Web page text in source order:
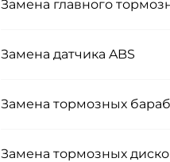
Замена главного
Замена датчика ABS
Замена тормозных
Замена тормозных